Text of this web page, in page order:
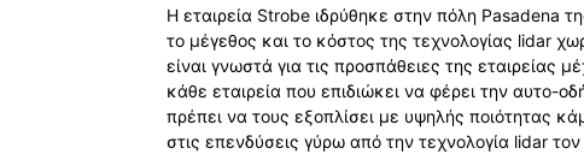
Η εταιρεία Strobe ιδρύθηκε στην πόλη Pasadena
το μέγεθος και το κόστος της τεχνολογίας lidar
είναι γνωστά για τις προσπάθειες της εταιρείας
κάθε εταιρεία που επιδιώκει να φέρει την αυτο-
πρέπει να τους εξοπλίσει με υψηλής ποιότητας
στις επενδύσεις γύρω από την τεχνολογία lidar τον